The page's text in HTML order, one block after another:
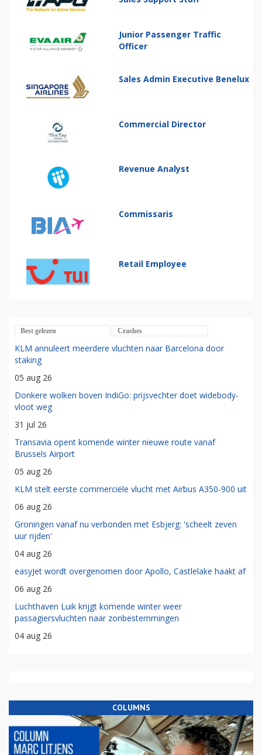
Junior Passenger Traffic
Officer
Sales Admin Executive Benelux
Commercial Director
Revenue Analyst
Commissaris
Retail Employee
Best gelezen Crashes
KLM annuleert meerdere vluchten naar Barcelona door
staking
05 aug 26
Donkere wolken boven IndiGo: prijsvechter doet widebody-
vloot weg
31 jul 26
Transavia opent komende winter nieuwe route vanaf
Brussels Airport
05 aug 26
KLM stelt eerste commerciële vlucht met Airbus A350-900 uit
06 aug 26
Groningen vanaf nu verbonden met Esbjerg: 'scheelt zeven
uur rijden'
04 aug 26
easyJet wordt overgenomen door Apollo, Castlelake haakt af
06 aug 26
Luchthaven Luik krijgt komende winter weer
passagiersvluchten naar zonbestemmingen
04 aug 26
COLUMNS